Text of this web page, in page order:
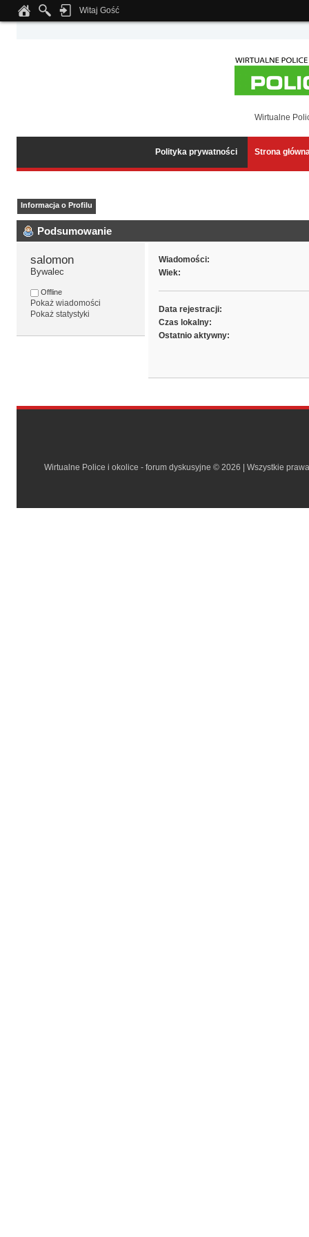
Notice: Undefined index: tapatalk_body_hook in
Witaj Gość
Wirtualne
Polityka prywatności Strona
Informacja o Profilu
Podsumowanie
salomon
Bywalec
Offline
Pokaż wiadomości
Pokaż statystyki
Wiadomości:
Wiek:
Data rejestracji:
Czas lokalny:
Ostatnio aktywny:
Wirtualne Police i okolice - forum dyskusyjne © 2026 | Wszystkie